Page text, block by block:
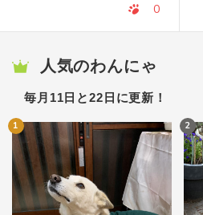
0
人気のわんにゃ
毎月11日と22日に更新！
1 2